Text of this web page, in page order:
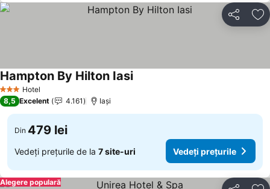
Distribuiți
3 SteleHotel
Hampton By Hilton IasiVedeți prețurile
8,5 Excelent 4.161 Iaşi
Din 479 lei
Vedeți prețurile de la 7 site-uri Vedeți prețurile
Alegere populară